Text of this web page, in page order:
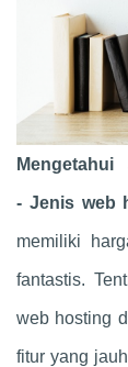
Mengetahui
- Jenis web
memiliki
fantastis.
web hosting
fitur yang